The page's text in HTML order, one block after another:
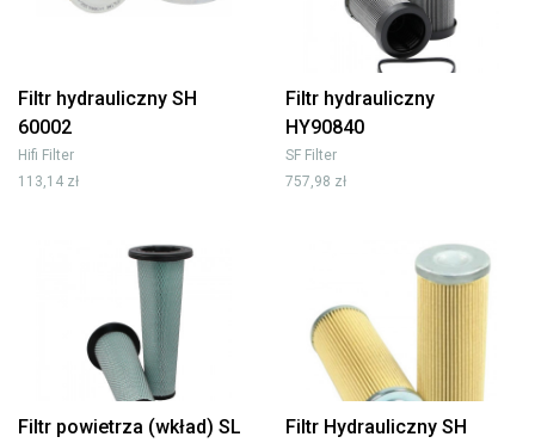
Filtr hydrauliczny SH
60002
Hifi Filter
113,14 zł
Filtr hydrauliczny
HY90840
SF Filter
757,98 zł
Filtr powietrza (wkład) SL
Filtr Hydrauliczny SH